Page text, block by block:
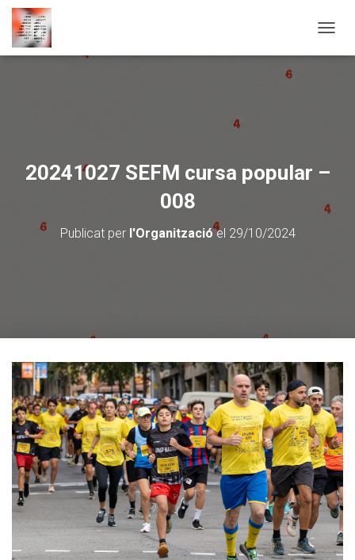
20241027 SEFM cursa popular –
008
Publicat per l'Organitzacióel 29/10/2024